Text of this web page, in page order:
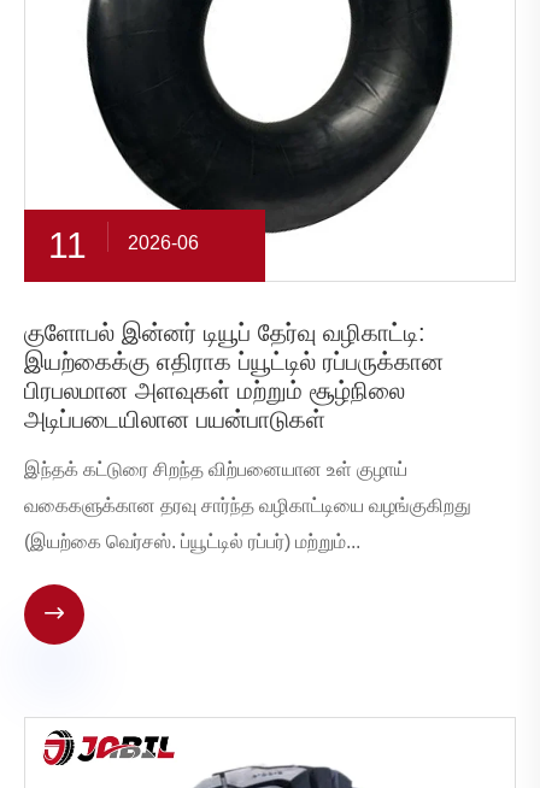
11 2026-06
குளோபல் இன்னர் டியூப் தேர்வு வழிகாட்டி:
இயற்கைக்கு எதிராக ப்யூட்டில் ரப்பருக்கான
பிரபலமான அளவுகள் மற்றும் சூழ்நிலை
அடிப்படையிலான பயன்பாடுகள்
இந்தக் கட்டுரை சிறந்த விற்பனையான உள் குழாய்
வகைகளுக்கான தரவு சார்ந்த வழிகாட்டியை வழங்குகிறது
(இயற்கை வெர்சஸ். ப்யூட்டில் ரப்பர்) மற்றும்...
